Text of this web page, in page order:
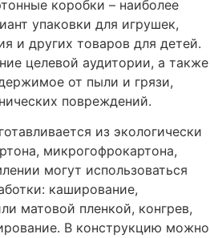
коробки – наиболее
упаковки для игрушек,
и других товаров для детей.
целевой аудитории, а также
от пыли и грязи,
повреждений.
из экологически
микрогофрокартона,
могут использоваться
каширование,
матовой пленкой, конгрев,
В конструкцию можно